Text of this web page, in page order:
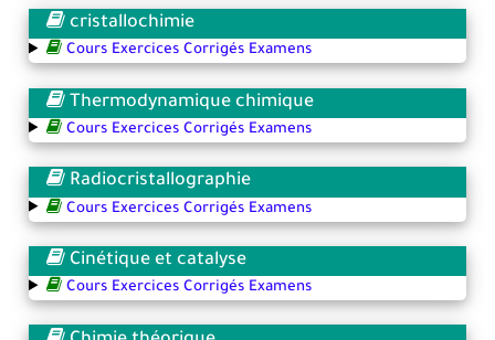
cristallochimie
Cours Exercices Corrigés Examens
Thermodynamique chimique
Cours Exercices Corrigés Examens
Radiocristallographie
Cours Exercices Corrigés Examens
Cinétique et catalyse
Cours Exercices Corrigés Examens